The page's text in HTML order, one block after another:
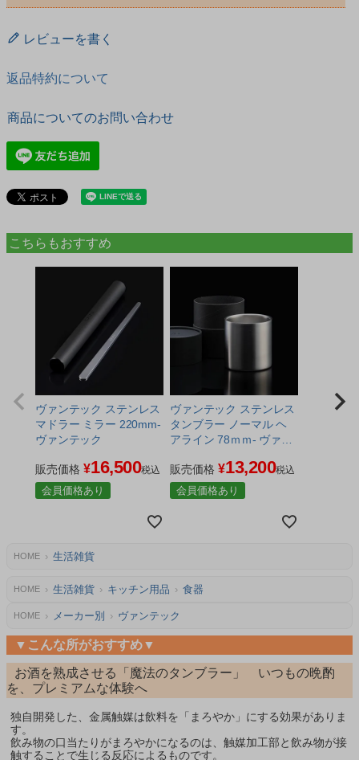
レビューを書く
返品特約について
商品についてのお問い合わせ
こちらもおすすめ
ヴァンテック ステンレス
マドラー ミラー 220mm-
ヴァンテック
販売価格 ¥16,500税込
会員価格あり
ヴァンテック ステンレス
タンブラー ノーマル ヘ
アライン 78ｍｍ- ヴァン
販売価格 ¥13,200税込
会員価格あり
HOME 生活雑貨
HOME 生活雑貨 キッチン用品 食器
HOME メーカー別 ヴァンテック
▼こんな所がおすすめ▼
お酒を熟成させる「魔法のタンブラー」 いつもの晩酌
を、プレミアムな体験へ
独自開発した、金属触媒は飲料を「まろやか」にする効果がありま
す。
飲み物の口当たりがまろやかになるのは、触媒加工部と飲み物が接
触することで生じる反応によるものです。